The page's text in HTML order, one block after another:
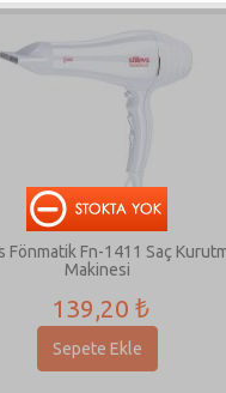
Fönmatik Fn-1411 Saç
Makinesi
139,20 ₺
Sepete Ekle